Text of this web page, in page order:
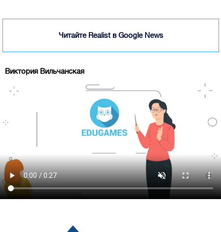
Читайте Realist в Google News
Виктория Вильчанская